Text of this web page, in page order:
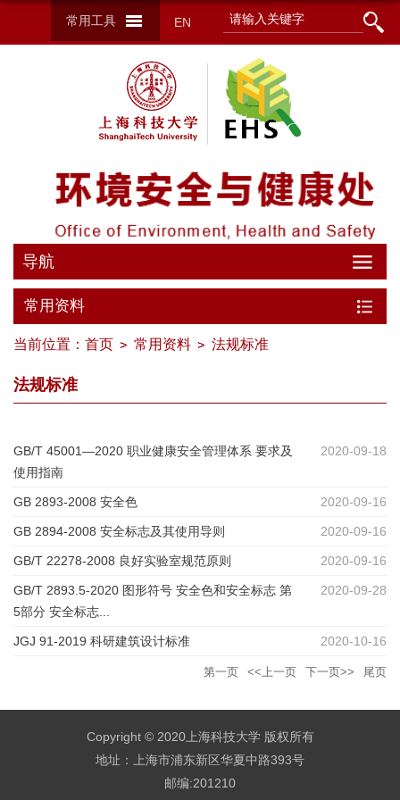
EN
常用工具
导航
常用资料
当前位置： 首页 常用资料 法规标准
法规标准
GB/T 45001—2020 职业健康安全管理体系 要求及
使用指南
2020-09-18
GB 2893-2008 安全色 2020-09-16
GB 2894-2008 安全标志及其使用导则 2020-09-16
GB/T 22278-2008 良好实验室规范原则 2020-09-16
GB/T 2893.5-2020 图形符号 安全色和安全标志 第
5部分 安全标志...
2020-09-28
JGJ 91-2019 科研建筑设计标准 2020-10-16
第一页 <<上一页 下一页>> 尾页
Copyright © 2020上海科技大学 版权所有
地址：上海市浦东新区华夏中路393号
邮编:201210